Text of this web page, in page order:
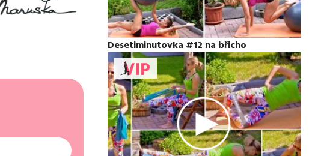
Desetiminutovka #12 na břicho